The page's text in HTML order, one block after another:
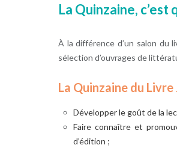
La Quinzaine, c’est
À la différence d’un salon du
sélection d’ouvrages de
La Quinzaine du
Développer le goût de la
Faire connaître et
d’édition ;